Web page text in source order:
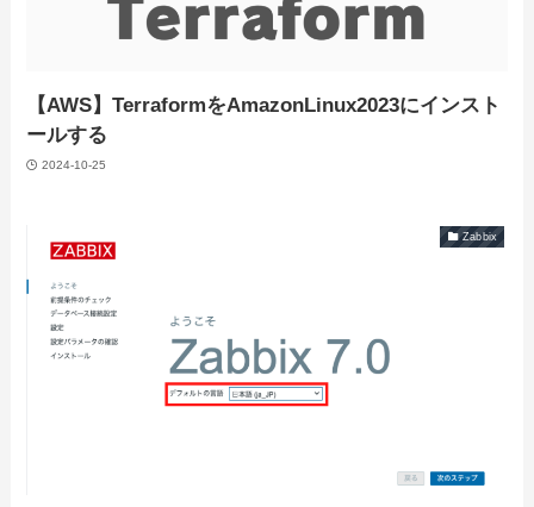
【AWS】TerraformをAmazonLinux2023にインスト
ールする
2024-10-25
Zabbix